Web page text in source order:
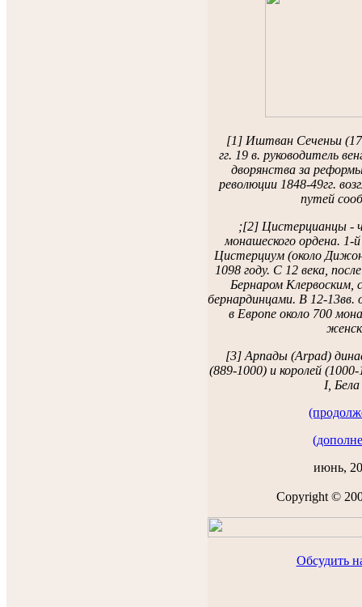
[1] Иштван Сеченьи
гг. 19 в. руководитель
дворянства за
революции 1848-49гг.
путей
;[2] Цистерцианцы -
монашеского ордена. 1-
Цистерциум (около
1098 году. С 12 века,
Бернаром Клервоским,
бернардинцами. В 12-
в Европе около 700
[3] Арпады (Arpad)
(889-1000) и королей
I, Бела
июнь,
Copyright ©
Обсудить